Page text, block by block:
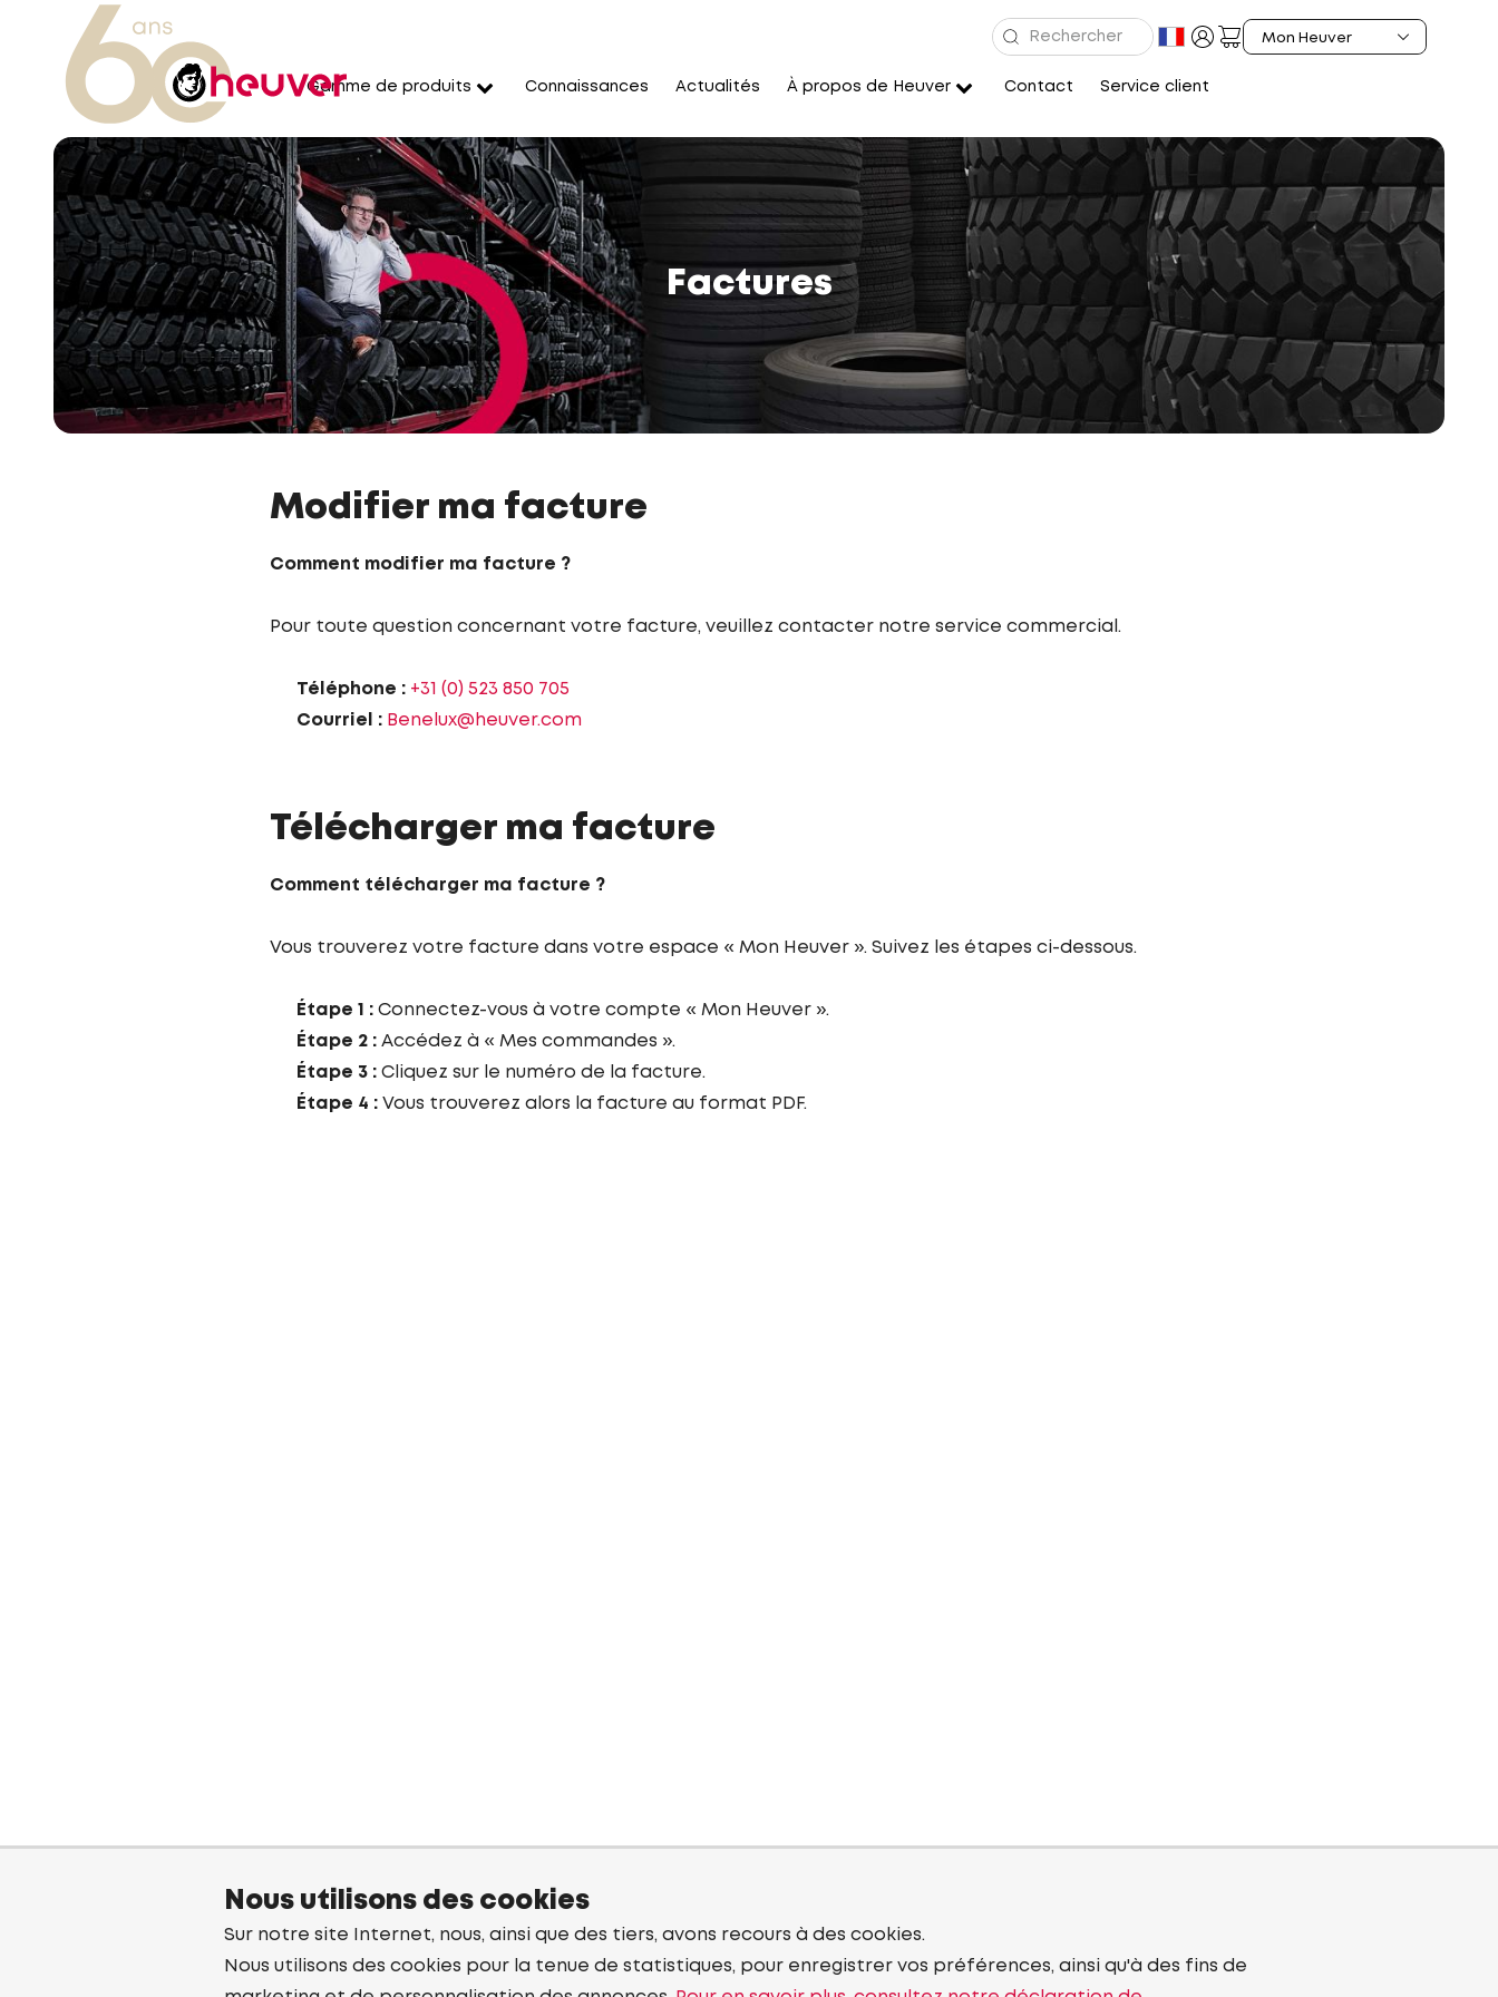
Gamme de produits Connaissances Actualités À propos de Heuver Contact Service client
Factures
Modifier ma facture
Comment modifier ma facture ?
Pour toute question concernant votre facture, veuillez contacter notre service commercial.
Téléphone : +31 (0) 523 850 705
Courriel : Benelux@heuver.com
Télécharger ma facture
Comment télécharger ma facture ?
Vous trouverez votre facture dans votre espace « Mon Heuver ». Suivez les étapes ci-dessous.
Étape 1 : Connectez-vous à votre compte « Mon Heuver ».
Étape 2 : Accédez à « Mes commandes ».
Étape 3 : Cliquez sur le numéro de la facture.
Étape 4 : Vous trouverez alors la facture au format PDF.
Nous utilisons des cookies
Sur notre site Internet, nous, ainsi que des tiers, avons recours à des cookies.
Nous utilisons des cookies pour la tenue de statistiques, pour enregistrer vos préférences, ainsi qu'à des fins de